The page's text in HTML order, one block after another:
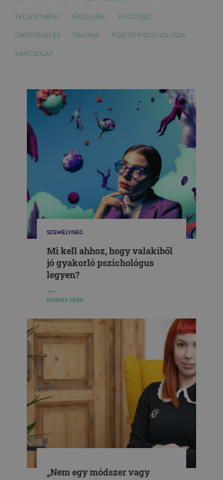
TELJESÍTMÉNY ÉRZELMEK FÜGGŐSÉG
ÖNÉRTÉKELÉS TRAUMA POZITÍV PSZICHOLÓGIA
KAPCSOLAT
SZEMÉLYISÉG
Mi kell ahhoz, hogy valakiből
jó gyakorló pszichológus
legyen?
FARKAS VERA
„Nem egy módszer vagy